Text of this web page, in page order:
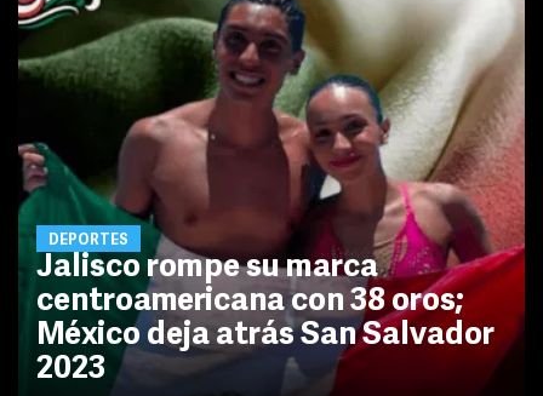
DEPORTES
Jalisco rompe su marca
centroamericana con 38 oros;
México deja atrás San Salvador
2023